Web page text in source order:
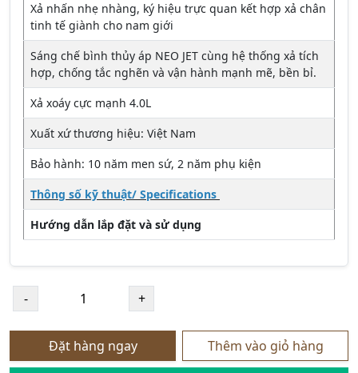
Xả nhấn nhẹ nhàng, ký hiệu trực quan kết hợp xả chân
tinh tế giành cho nam giới
Sáng chế bình thủy áp NEO JET cùng hệ thống xả tích
hợp, chống tắc nghẽn và vận hành mạnh mẽ, bền bỉ.
Xả xoáy cực mạnh 4.0L
Xuất xứ thương hiệu: Việt Nam
Bảo hành: 10 năm men sứ, 2 năm phụ kiện
Thông số kỹ thuật/ Specifications
Hướng dẫn lắp đặt và sử dụng
Đặt hàng ngay Thêm vào giỏ hàng